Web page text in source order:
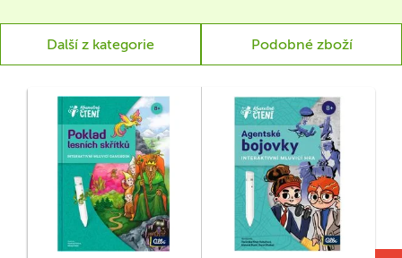
Další z kategorie Podobné zboží